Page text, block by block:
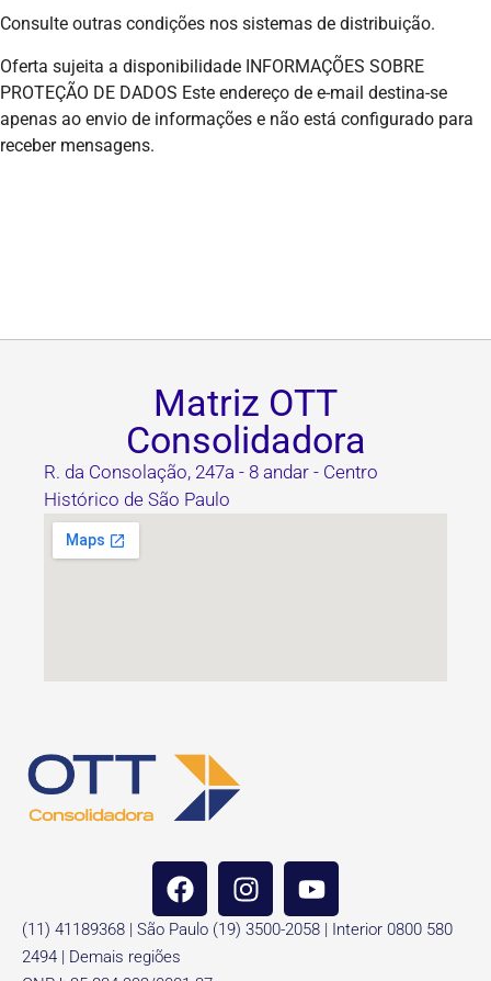
Consulte outras condições nos sistemas de distribuição.
Oferta sujeita a disponibilidade INFORMAÇÕES SOBRE
PROTEÇÃO DE DADOS Este endereço de e-mail destina-se
apenas ao envio de informações e não está configurado para
receber mensagens.
Matriz OTT
Consolidadora
R. da Consolação, 247a - 8 andar - Centro
Histórico de São Paulo
(11) 41189368 | São Paulo (19) 3500-2058 | Interior 0800 580
2494 | Demais regiões